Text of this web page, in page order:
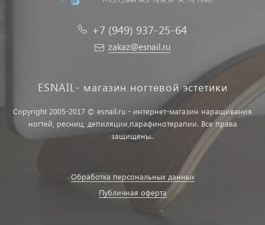
+7 (949) 937-25-64
zakaz@esnail.ru
ESNAIL- магазин ногтевой эстетики
Copyright 2005-2017 © esnail.ru - интернет-магазин наращивания
ногтей, ресниц, депиляции,парафинотерапии. Все права
защищены..
Обработка персональных данных
Публичная оферта